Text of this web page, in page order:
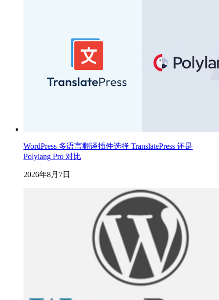
WordPress 多语言翻译插件选择 TranslatePress 还是
Polylang Pro 对比
2026年8月7日